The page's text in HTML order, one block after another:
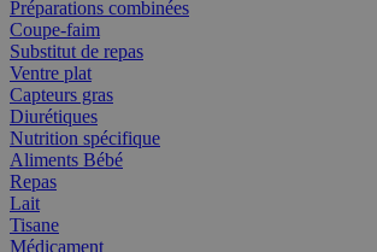
Préparations combinées
Coupe-faim
Substitut de repas
Ventre plat
Capteurs gras
Diurétiques
Nutrition spécifique
Aliments Bébé
Repas
Lait
Tisane
Médicament